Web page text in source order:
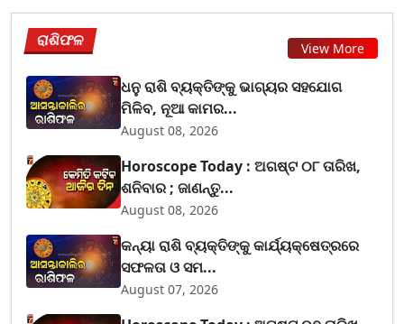
ରାଶିଫଳ View More
ଧନୁ ରାଶି ବ୍ୟକ୍ତିଙ୍କୁ ଭାଗ୍ୟର ସହଯୋଗ
ମିଳିବ, ନୂଆ କାମର...
August 08, 2026
Horoscope Today : ଅଗଷ୍ଟ ୦୮ ତାରିଖ,
ଶନିବାର ; ଜାଣନ୍ତୁ...
August 08, 2026
କନ୍ୟା ରାଶି ବ୍ୟକ୍ତିଙ୍କୁ କାର୍ଯ୍ୟକ୍ଷେତ୍ରରେ
ସଫଳତା ଓ ସମ...
August 07, 2026